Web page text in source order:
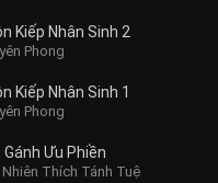
Kiếp Nhân Sinh 2
Phong
Kiếp Nhân Sinh 1
Phong
Gánh Ưu Phiền
Nhiên Thích Tánh Tuệ